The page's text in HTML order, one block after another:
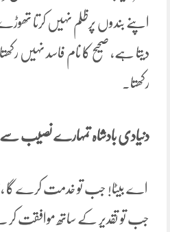
اپنے بندوں پرظلم نہیں کرتا
دیتا ہے، صحیح کا نام فاسد نہیں
رکھتا۔
دنیادی بادشاہ تمہارے نصیب سے
اے بیٹا! جب تو خدمت کرے گا
جب تو تقدیر کے ساتھ موافقت کر